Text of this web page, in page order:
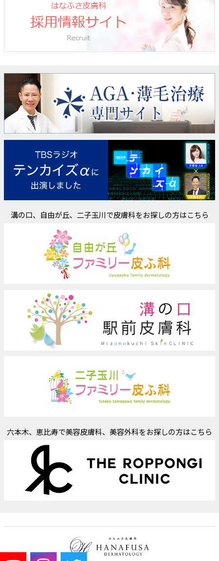
溝の口、自由が丘、二子玉川で皮膚科をお探しの方はこちら
六本木、恵比寿で美容皮膚科、美容外科をお探しの方はこちら